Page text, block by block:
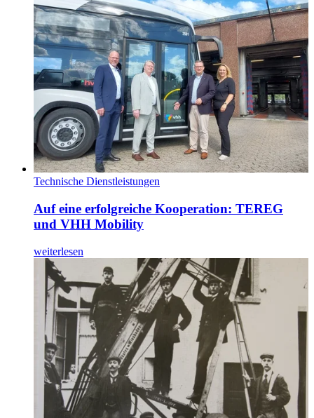
Technische Dienstleistungen
Auf eine erfolgreiche Kooperation: TEREG
und VHH Mobility
weiterlesen